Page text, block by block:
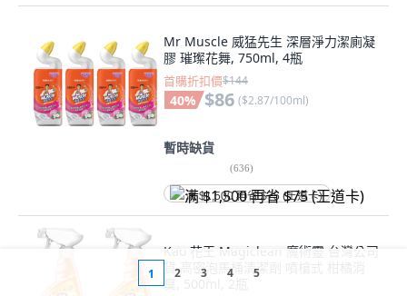
Mr Muscle 威猛先生 深層淨力潔廁凝
膠 璀璨花舞, 750ml, 4瓶
首購折扣價$144
40% $86 ($2.87/100ml)
暫時缺貨
(636)
满 $1,500 再省 $75 (王道卡)
Kao 花王 Magiclean 魔術靈 台灣公司
貨 高密泡馬桶清潔劑 噴槍式 柑橘消
臭, 500ml, 2瓶
1 2 3 4 5